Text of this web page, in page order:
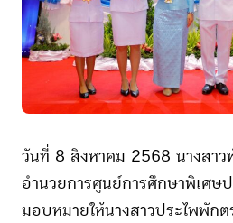
วันที่ 8 สิงหาคม 2568 นางสาวพันทิวา หทยาภิรมย์ ผู้
อำนวยการศูนย์การศึกษาพิเศษ
มอบหมายให้นางสาวประไพพัก